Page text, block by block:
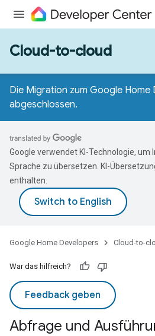
Cloud-to-cloud
Die Migration zum Google
abgeschlossen.
Google verwendet KI-Technologie, um
Sprache zu übersetzen. KI-
enthalten.
Google Home Developers Cloud-to-
War das hilfreich?
Feedback geben
Abfrage und